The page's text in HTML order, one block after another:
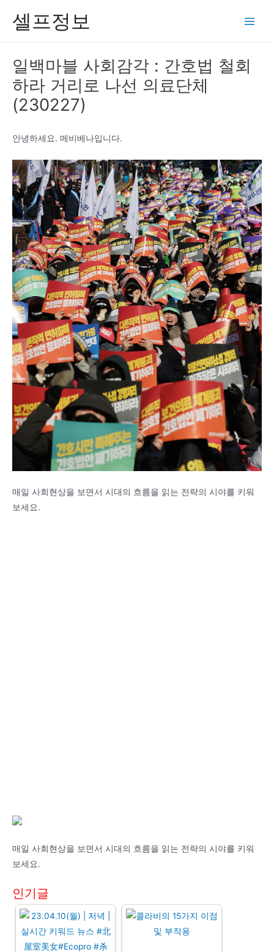
셀프정보
일백마블 사회감각 : 간호법 철회
하라 거리로 나선 의료단체
(230227)
안녕하세요. 메비베나입니다.
매일 사회현상을 보면서 시대의 흐름을 읽는 전략의 시야를 키워
보세요.
매일 사회현상을 보면서 시대의 흐름을 읽는 전략의 시야를 키워
보세요.
인기글